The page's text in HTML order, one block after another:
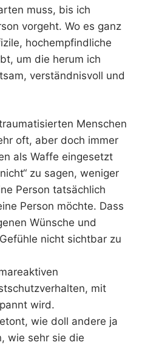
muss, bis ich
vorgeht. Wo es ganz
hochempfindliche
um die herum ich
verständnisvoll und
Menschen
oft, aber doch immer
als Waffe eingesetzt
zu sagen, weniger
Person tatsächlich
Person möchte. Dass
Wünsche und
nicht sichtbar zu
mit
wird.
wie doll andere ja
wie sehr sie die